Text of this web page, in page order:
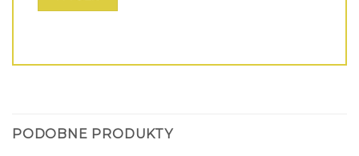
PODOBNE PRODUKTY